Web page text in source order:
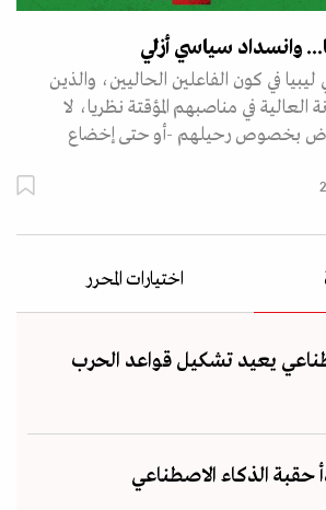
وانسداد سياسي أزلي
ليبيا في كون الفاعلين الحاليين، والذين
العالية في مناصبهم المؤقتة نظريا، لا
بخصوص رحيلهم -أو حتى إخضاع
اختيارات المحرر
يعيد تشكيل قواعد الحرب
حقبة الذكاء الاصطناعي